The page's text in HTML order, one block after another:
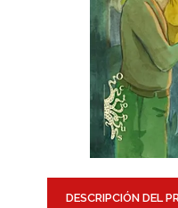
DESCRIPCIÓN DEL